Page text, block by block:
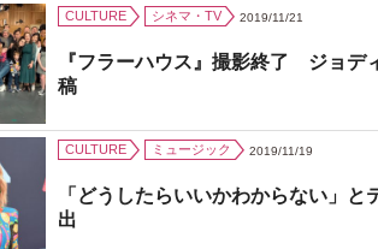
CULTURE シネマ・TV 2019/11/21
『フラーハウス』撮影終了 ジョデ
稿
CULTURE ミュージック 2019/11/19
「どうしたらいいかわからない」
出